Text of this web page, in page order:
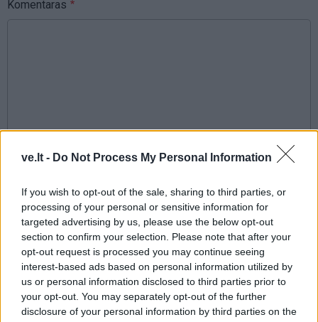
ve.lt - Do Not Process My Personal Information
If you wish to opt-out of the sale, sharing to third parties, or
processing of your personal or sensitive information for
targeted advertising by us, please use the below opt-out
section to confirm your selection. Please note that after your
opt-out request is processed you may continue seeing
interest-based ads based on personal information utilized by
us or personal information disclosed to third parties prior to
your opt-out. You may separately opt-out of the further
disclosure of your personal information by third parties on the
Komentaras
Sutinku sutaisyklėmis
This site is protected by
Privacy PolicyandTerms of
Serviceapply.